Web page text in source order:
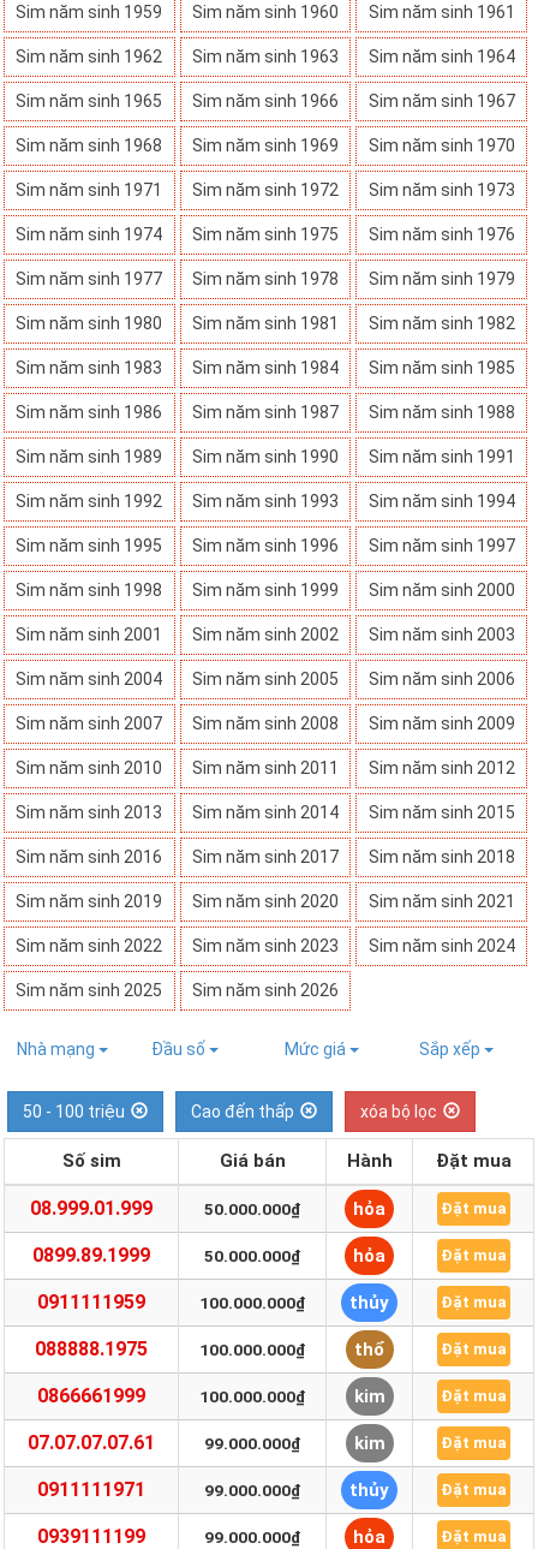
Sim năm sinh 1959 Sim năm sinh 1960 Sim năm sinh 1961
Sim năm sinh 1962 Sim năm sinh 1963 Sim năm sinh 1964
Sim năm sinh 1965 Sim năm sinh 1966 Sim năm sinh 1967
Sim năm sinh 1968 Sim năm sinh 1969 Sim năm sinh 1970
Sim năm sinh 1971 Sim năm sinh 1972 Sim năm sinh 1973
Sim năm sinh 1974 Sim năm sinh 1975 Sim năm sinh 1976
Sim năm sinh 1977 Sim năm sinh 1978 Sim năm sinh 1979
Sim năm sinh 1980 Sim năm sinh 1981 Sim năm sinh 1982
Sim năm sinh 1983 Sim năm sinh 1984 Sim năm sinh 1985
Sim năm sinh 1986 Sim năm sinh 1987 Sim năm sinh 1988
Sim năm sinh 1989 Sim năm sinh 1990 Sim năm sinh 1991
Sim năm sinh 1992 Sim năm sinh 1993 Sim năm sinh 1994
Sim năm sinh 1995 Sim năm sinh 1996 Sim năm sinh 1997
Sim năm sinh 1998 Sim năm sinh 1999 Sim năm sinh 2000
Sim năm sinh 2001 Sim năm sinh 2002 Sim năm sinh 2003
Sim năm sinh 2004 Sim năm sinh 2005 Sim năm sinh 2006
Sim năm sinh 2007 Sim năm sinh 2008 Sim năm sinh 2009
Sim năm sinh 2010 Sim năm sinh 2011 Sim năm sinh 2012
Sim năm sinh 2013 Sim năm sinh 2014 Sim năm sinh 2015
Sim năm sinh 2016 Sim năm sinh 2017 Sim năm sinh 2018
Sim năm sinh 2019 Sim năm sinh 2020 Sim năm sinh 2021
Sim năm sinh 2022 Sim năm sinh 2023 Sim năm sinh 2024
Sim năm sinh 2025 Sim năm sinh 2026
Nhà mạng Đầu số Mức giá Sắp xếp
50 - 100 triệu Cao đến thấp xóa bộ lọc
Số sim Giá bán Hành Đặt mua
08.999.01.999 50.000.000₫ hỏa Đặt mua
0899.89.1999 50.000.000₫ hỏa Đặt mua
0911111959 100.000.000₫ thủy Đặt mua
088888.1975 100.000.000₫ thổ Đặt mua
0866661999 100.000.000₫ kim Đặt mua
07.07.07.07.61 99.000.000₫ kim Đặt mua
0911111971 99.000.000₫ thủy Đặt mua
0939111199 99.000.000₫ hỏa Đặt mua